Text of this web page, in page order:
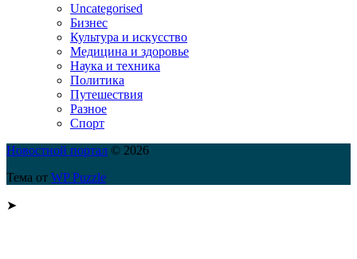
Uncategorised
Бизнес
Культура и искусство
Медицина и здоровье
Наука и техника
Политика
Путешествия
Разное
Спорт
Новостной портал © 2026
Тема от WP Puzzle
➤